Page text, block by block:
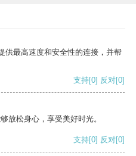
供最高速度和安全性的连接，并帮
支持[0] 反对[0]
放松身心，享受美好时光。
支持[0] 反对[0]